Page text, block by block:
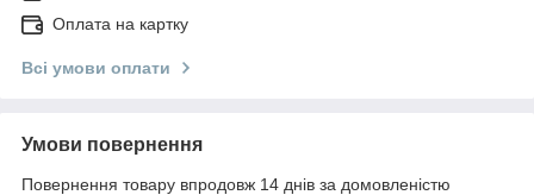
Оплата на картку
Всі умови оплати
Умови повернення
Повернення товару впродовж 14 днів за домовленістю